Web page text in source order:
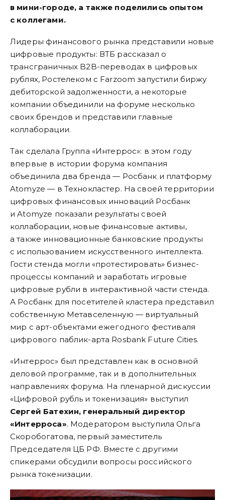
в мини-городе, а также поделились опытом
с коллегами.
Лидеры финансового рынка представили новые
цифровые продукты: ВТБ рассказал о
трансграничных B2B-переводах в цифровых
рублях, Ростелеком с Farzoom запустили биржу
дебиторской задолженности, а некоторые
компании объединили на форуме несколько
своих брендов и представили главные
коллаборации.
Так сделала Группа «Интеррос»: в этом году
впервые в истории форума компания
объединила два бренда — Росбанк и платформу
Atomyze — в Технокластер. На своей территории
цифровых финансовых инноваций Росбанк
и Atomyze показали результаты своей
коллаборации, новые финансовые активы,
а также инновационные банковские продукты
с использованием искусственного интеллекта.
Гости стенда могли «протестировать» бизнес-
процессы компаний и заработать игровые
цифровые рубли в интерактивной части стенда.
А Росбанк для посетителей кластера представил
собственную Метавселенную — виртуальный
мир с арт-объектами ежегодного фестиваля
цифрового паблик-арта Rosbank Future Cities.
«Интеррос» был представлен как в основной
деловой программе, так и в дополнительных
направлениях форума. На пленарной дискуссии
«Цифровой рубль и токенизация» выступил
Сергей Батехин, генеральный директор
«Интерроса». Модератором выступила Ольга
Скоробогатова, первый заместитель
Председателя ЦБ РФ. Вместе с другими
спикерами обсудили вопросы российского
рынка токенизации.